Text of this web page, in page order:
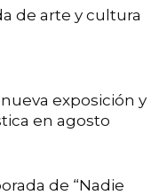
de arte y cultura
exposición y
en agosto
de “Nadie